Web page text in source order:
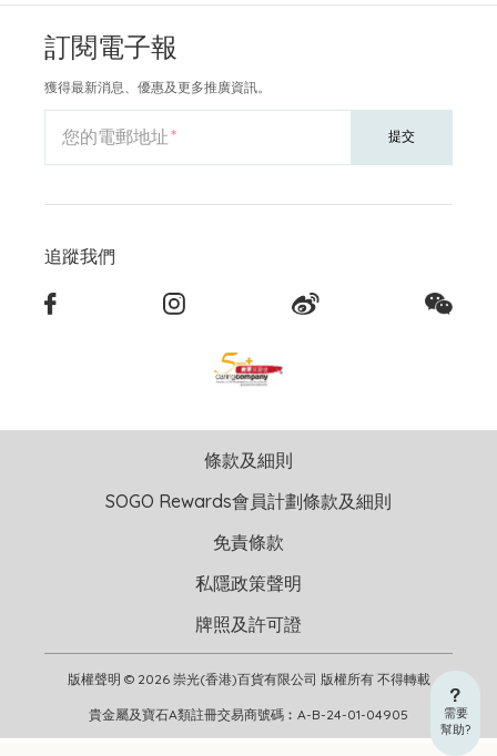
需要
幫助?
訂閱電子報
獲得最新消息、優惠及更多推廣資訊。
您的電郵地址 提交
追蹤我們
版權聲明 © 2026 崇光(香港)百貨有限公司 版權所有 不得轉載
貴金屬及寶石A類註冊交易商號碼︰A-B-24-01-04905
條款及細則
SOGO Rewards會員計劃條款及細則
免責條款
私隱政策聲明
牌照及許可證